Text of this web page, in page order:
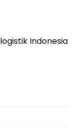
logistik Indonesia